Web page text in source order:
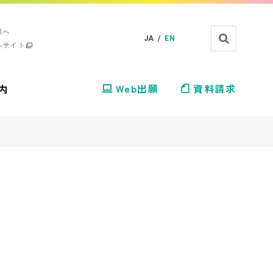
イト
JA / EN
Web出願 資料請求